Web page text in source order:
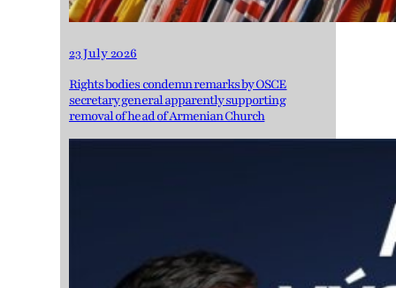
23 July 2026
Rights bodies condemn remarks by OSCE
secretary general apparently supporting
removal of head of Armenian Church